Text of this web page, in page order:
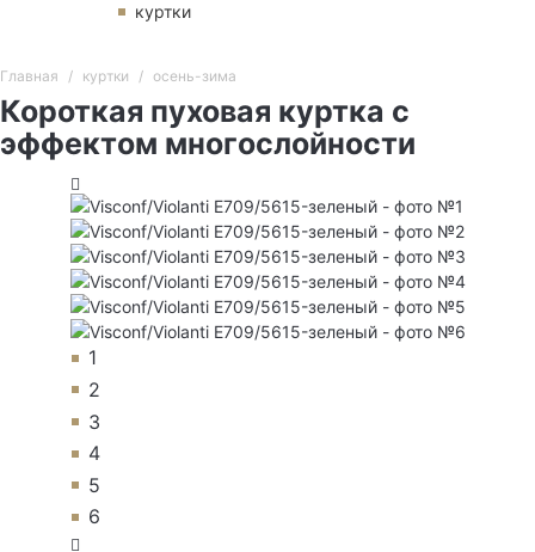
куртки
Главная куртки осень-зима
Короткая пуховая куртка с
эффектом многослойности
1
2
3
4
5
6